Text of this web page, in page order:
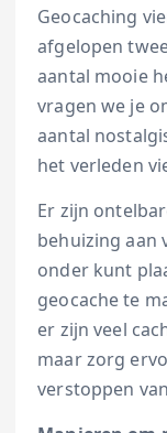
Geocaching
afgelopen
aantal mooie
vragen we je
aantal
het verleden
Er zijn
behuizing aan
onder kunt
geocache te
er zijn veel
maar zorg
verstoppen